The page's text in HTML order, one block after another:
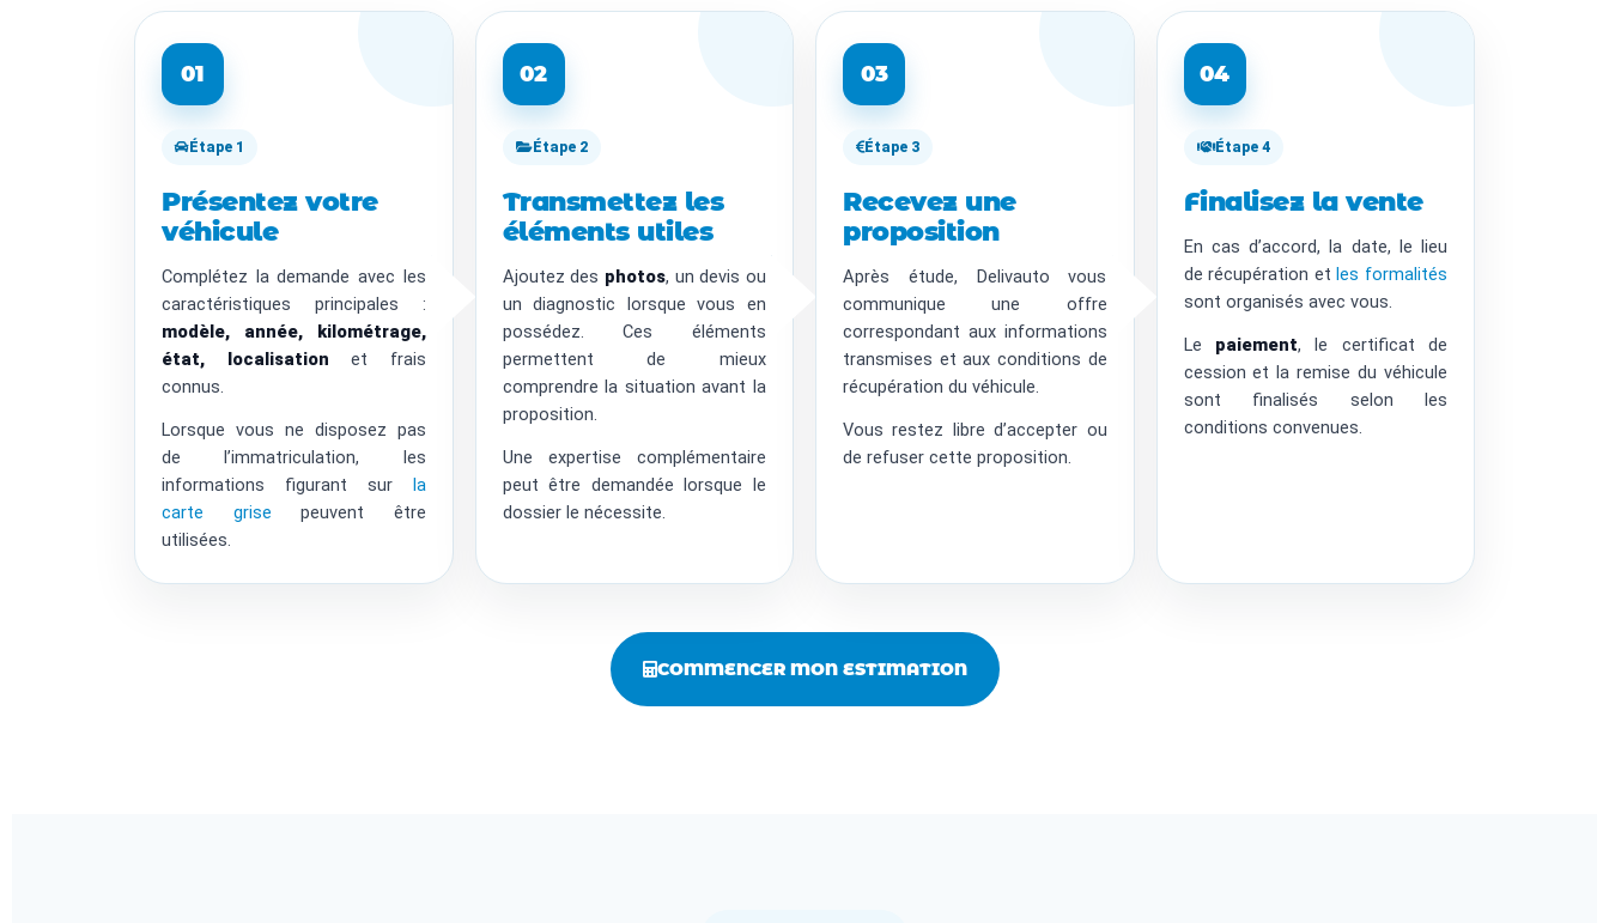
01
Étape 1
Présentez votre
véhicule
Complétez la demande avec les
caractéristiques principales :
modèle, année, kilométrage,
état, localisation et frais
connus.
Lorsque vous ne disposez pas
de l’immatriculation, les
informations figurant sur la
carte grise peuvent être
utilisées.
02
Étape 2
Transmettez les
éléments utiles
Ajoutez des photos, un devis ou
un diagnostic lorsque vous en
possédez. Ces éléments
permettent de mieux
comprendre la situation avant la
proposition.
Une expertise complémentaire
peut être demandée lorsque le
dossier le nécessite.
03
Étape 3
Recevez une
proposition
Après étude, Delivauto vous
communique une offre
correspondant aux informations
transmises et aux conditions de
récupération du véhicule.
Vous restez libre d’accepter ou
de refuser cette proposition.
04
Étape 4
Finalisez la vente
En cas d’accord, la date, le lieu
de récupération etles formalités
sont organisés avec vous.
Le paiement, le certificat de
cession et la remise du véhicule
sont finalisés selon les
conditions convenues.
COMMENCER MON ESTIMATION